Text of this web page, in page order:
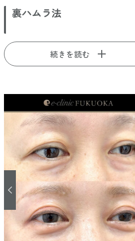
裏ハムラ法
続きを読む